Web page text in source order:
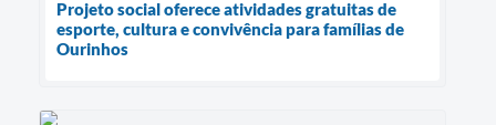
Projeto social oferece atividades gratuitas de
esporte, cultura e convivência para famílias de
Ourinhos